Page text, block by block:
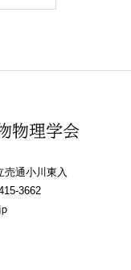
売通小川東入
3662